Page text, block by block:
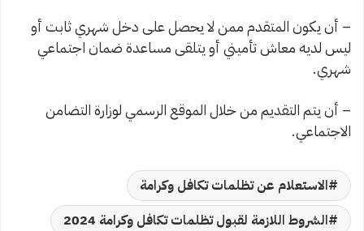
– أن يكون المتقدم ممن لا يحصل على دخل شهري ثابت أو
ليس لديه معاش تأميني أو يتلقى مساعدة ضمان اجتماعي
شهري.
– أن يتم التقديم من خلال الموقع الرسمي لوزارة التضامن
الاجتماعي.
الاستعلام عن تظلمات تكافل وكرامة
الشروط اللازمة لقبول تظلمات تكافل وكرامة 2024